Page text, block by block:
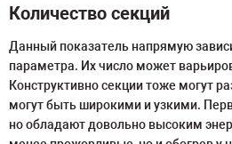
Количество секций
Данный показатель напрямую
параметра. Их число может
Конструктивно секции тоже могут
могут быть широкими и узкими.
но обладают довольно высоким